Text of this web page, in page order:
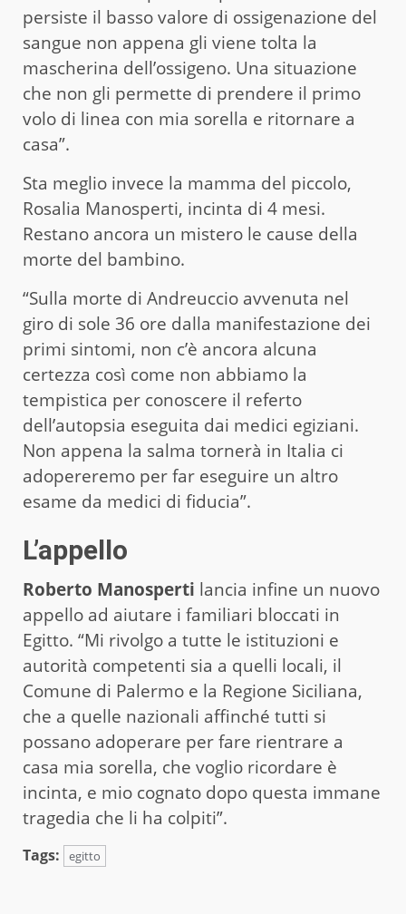
persiste il basso valore di ossigenazione del
sangue non appena gli viene tolta la
mascherina dell’ossigeno. Una situazione
che non gli permette di prendere il primo
volo di linea con mia sorella e ritornare a
casa”.
Sta meglio invece la mamma del piccolo,
Rosalia Manosperti, incinta di 4 mesi.
Restano ancora un mistero le cause della
morte del bambino.
“Sulla morte di Andreuccio avvenuta nel
giro di sole 36 ore dalla manifestazione dei
primi sintomi, non c’è ancora alcuna
certezza così come non abbiamo la
tempistica per conoscere il referto
dell’autopsia eseguita dai medici egiziani.
Non appena la salma tornerà in Italia ci
adopereremo per far eseguire un altro
esame da medici di fiducia”.
L’appello
Roberto Manosperti lancia infine un nuovo
appello ad aiutare i familiari bloccati in
Egitto. “Mi rivolgo a tutte le istituzioni e
autorità competenti sia a quelli locali, il
Comune di Palermo e la Regione Siciliana,
che a quelle nazionali affinché tutti si
possano adoperare per fare rientrare a
casa mia sorella, che voglio ricordare è
incinta, e mio cognato dopo questa immane
tragedia che li ha colpiti”.
Tags: egitto